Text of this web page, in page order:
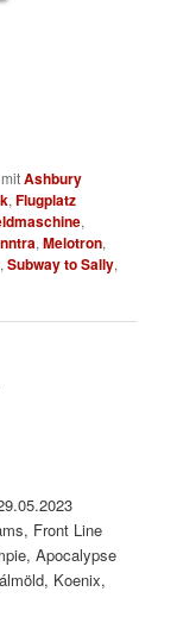
Ashbury
,Flugplatz
,
,Melotron,
,Subway to Sally,
Front Line
Apocalypse
Koenix,